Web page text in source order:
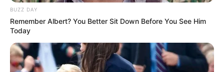
BUZZ DAY
Remember Albert? You Better Sit Down Before You See Him
Today